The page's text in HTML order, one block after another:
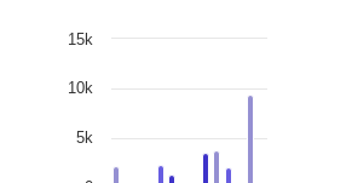
5k
10k
15k